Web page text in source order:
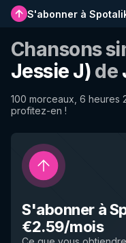
S'abonner à
Chansons
Jessie J) de
100 morceaux, 6 heures
profitez-en !
S'abonner à
€2.59/mois